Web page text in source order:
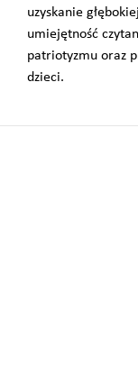
uzyskanie
umiejętność
patriotyzmu oraz
dzieci.